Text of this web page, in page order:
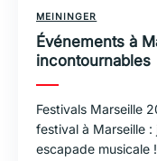
MEININGER
Événements à
incontournables
Festivals Marseille
festival à Marseille
escapade musicale